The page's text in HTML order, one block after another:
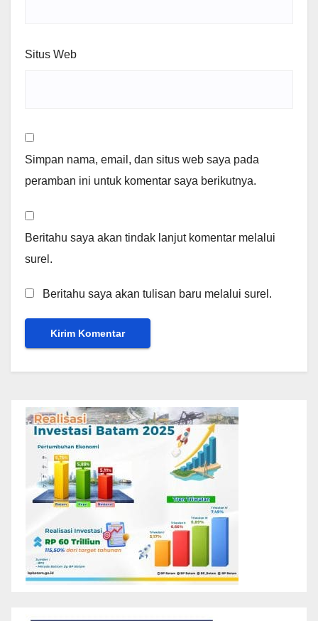
Situs Web
Simpan nama, email, dan situs web saya pada
peramban ini untuk komentar saya berikutnya.
Beritahu saya akan tindak lanjut komentar melalui
surel.
Beritahu saya akan tulisan baru melalui surel.